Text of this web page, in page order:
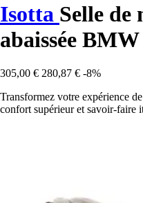
Isotta Selle de
abaissée
305,00 € 280,87 € -8%
Transformez votre expérience
confort supérieur et savoir-